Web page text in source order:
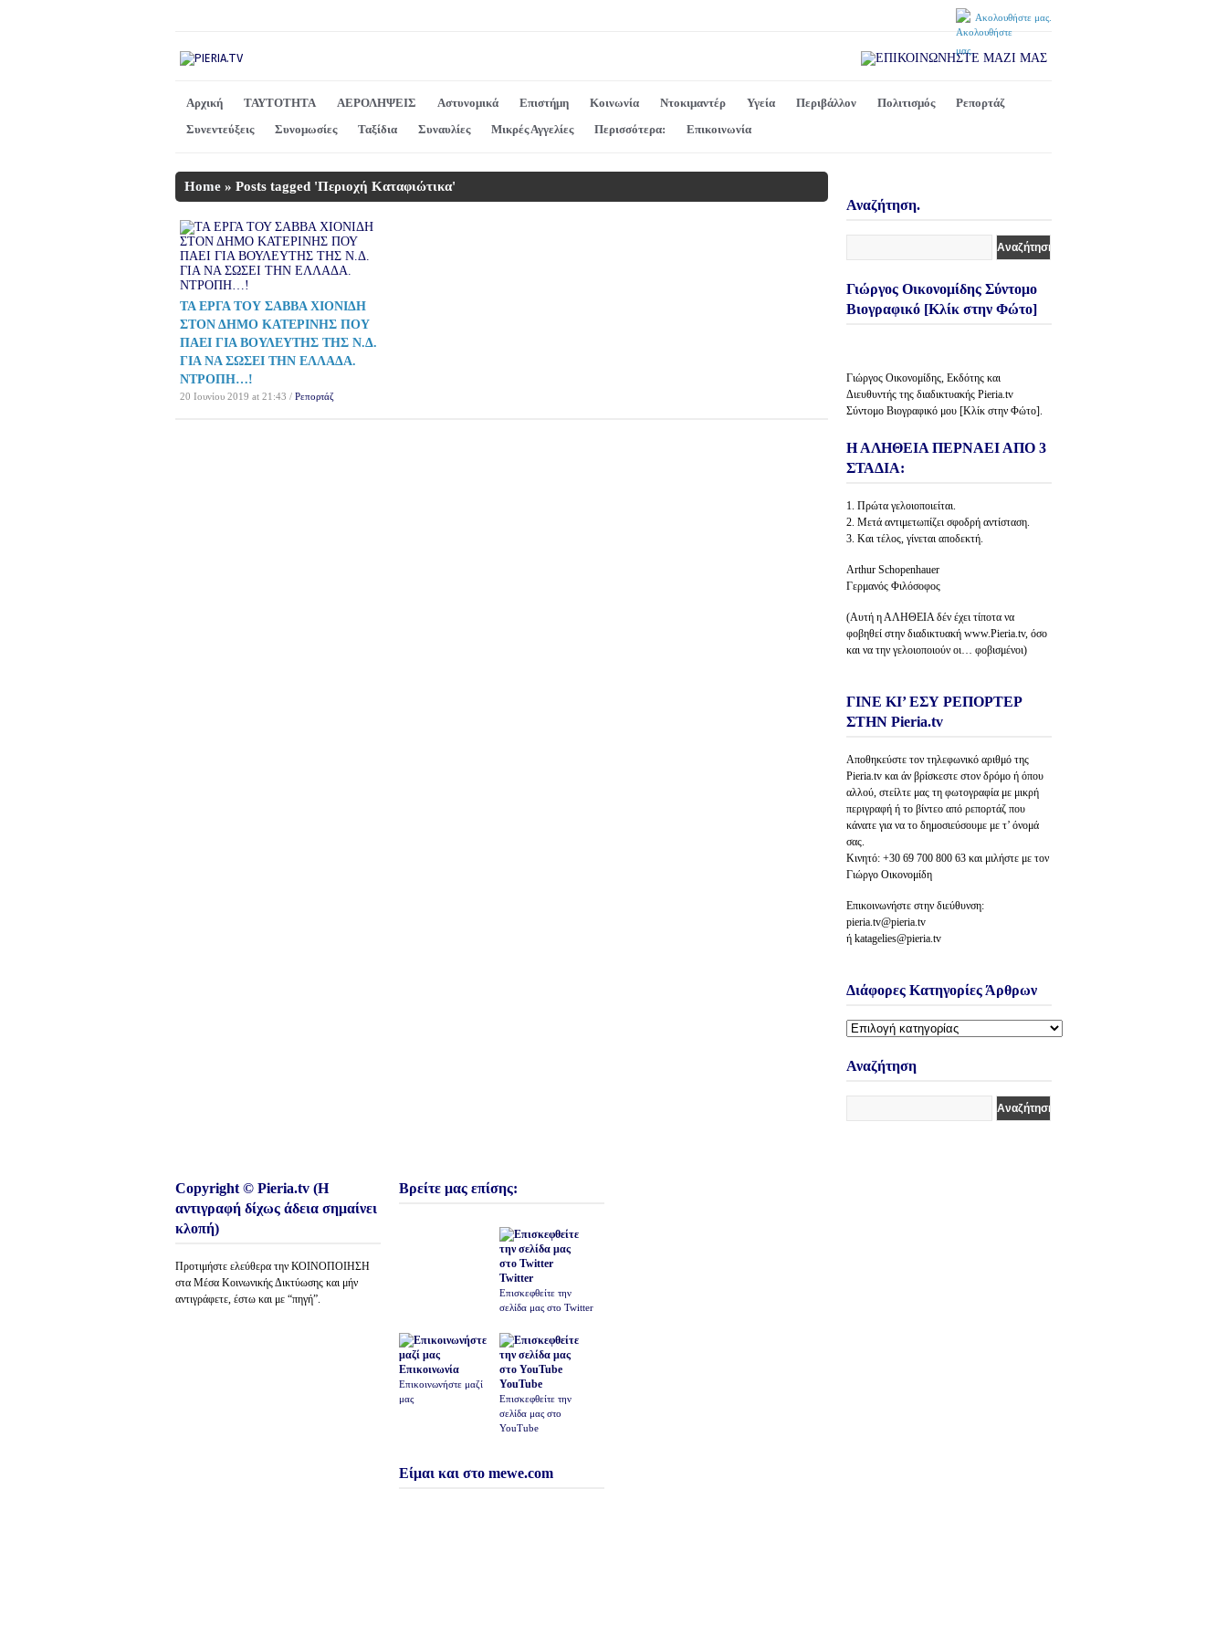
Ακολουθήστε μας.
Αρχική ΤΑΥΤΟΤΗΤΑ ΑΕΡΟΛΗΨΕΙΣ Αστυνομικά Επιστήμη Κοινωνία Ντοκιμαντέρ Υγεία Περιβάλλον Πολιτισμός
Ρεπορτάζ
Συνεντεύξεις
Συνομωσίες Ταξίδια Συναυλίες Μικρές Αγγελίες Περισσότερα: Επικοινωνία
Home » Posts tagged 'Περιοχή Καταφιώτικα'
ΤΑ ΕΡΓΑ ΤΟΥ ΣΑΒΒΑ ΧΙΟΝΙΔΗ
ΣΤΟΝ ΔΗΜΟ ΚΑΤΕΡΙΝΗΣ ΠΟΥ
ΠΑΕΙ ΓΙΑ ΒΟΥΛΕΥΤΗΣ ΤΗΣ Ν.Δ.
ΓΙΑ ΝΑ ΣΩΣΕΙ ΤΗΝ ΕΛΛΑΔΑ.
ΝΤΡΟΠΗ…!
20 Ιουνίου 2019 at 21:43 / Ρεπορτάζ
Αναζήτηση.
Γιώργος Οικονομίδης Σύντομο
Βιογραφικό [Κλίκ στην Φώτο]
Γιώργος Οικονομίδης, Εκδότης και
Διευθυντής της διαδικτυακής Pieria.tv
Σύντομο Βιογραφικό μου [Κλίκ στην Φώτο].
Η ΑΛΗΘΕΙΑ ΠΕΡΝΑΕΙ ΑΠΟ 3
ΣΤΑΔΙΑ:
1. Πρώτα γελοιοποιείται.
2. Μετά αντιμετωπίζει σφοδρή αντίσταση.
3. Και τέλος, γίνεται αποδεκτή.
Arthur Schopenhauer
Γερμανός Φιλόσοφος
(Αυτή η ΑΛΗΘΕΙΑ δέν έχει τίποτα να
φοβηθεί στην διαδικτυακή www.Pieria.tv, όσο
και να την γελοιοποιούν οι… φοβισμένοι)
ΓΙΝΕ ΚΙ’ ΕΣΥ ΡΕΠΟΡΤΕΡ
ΣΤΗΝ Pieria.tv
Αποθηκεύστε τον τηλεφωνικό αριθμό της
Pieria.tv και άν βρίσκεστε στον δρόμο ή όπου
αλλού, στείλτε μας τη φωτογραφία με μικρή
περιγραφή ή το βίντεο από ρεπορτάζ που
κάνατε για να το δημοσιεύσουμε με τ’ όνομά
σας.
Κινητό: +30 69 700 800 63 και μιλήστε με τον
Γιώργο Οικονομίδη
Επικοινωνήστε στην διεύθυνση:
pieria.tv@pieria.tv
ή katagelies@pieria.tv
Διάφορες Κατηγορίες Άρθρων
Διάφορες
Άρθρων
Αναζήτηση
Copyright © Pieria.tv (Η
αντιγραφή δίχως άδεια σημαίνει
κλοπή)
Προτιμήστε ελεύθερα την ΚΟΙΝΟΠΟΙΗΣΗ
στα Μέσα Κοινωνικής Δικτύωσης και μήν
αντιγράφετε, έστω και με “πηγή”.
Βρείτε μας επίσης:
Twitter
Επισκεφθείτε την
σελίδα μας στο Twitter
Επικοινωνία
Επικοινωνήστε μαζί
μας
YouTube
Επισκεφθείτε την
σελίδα μας στο
YouTube
Είμαι και στο mewe.com